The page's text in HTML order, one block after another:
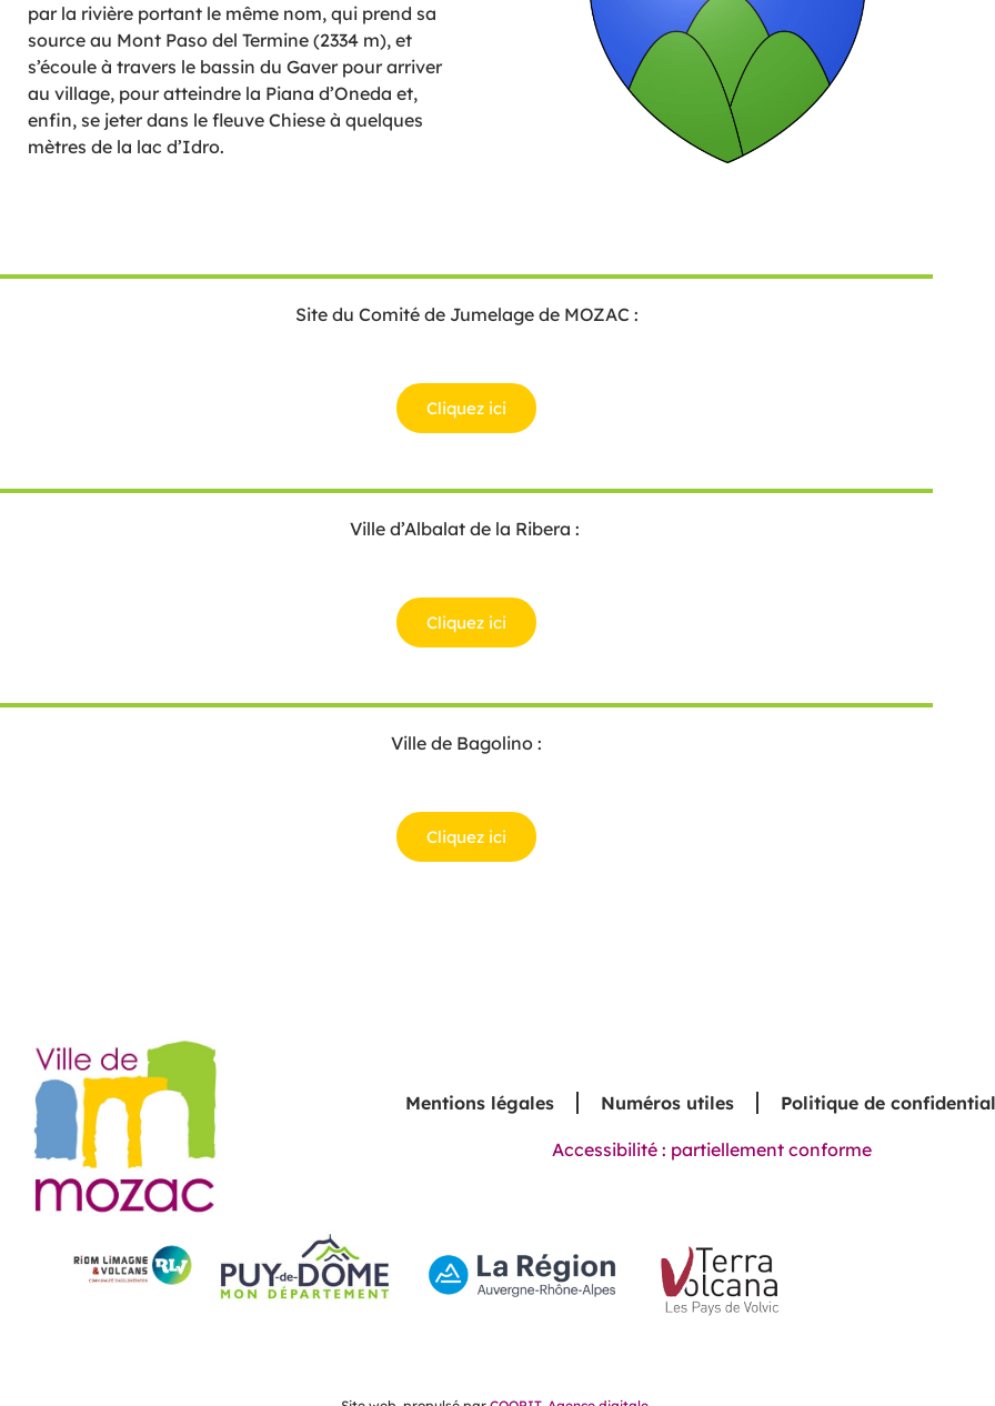
par la rivière portant le même nom, qui prend sa
source au Mont Paso del Termine (2334 m), et
s’écoule à travers le bassin du Gaver pour arriver
au village, pour atteindre la Piana d’Oneda et,
enfin, se jeter dans le fleuve Chiese à quelques
mètres de la lac d’Idro.
Site du Comité de Jumelage de MOZAC :
Cliquez ici
Ville d’Albalat de la Ribera :
Cliquez ici
Ville de Bagolino :
Cliquez ici
Mentions légales Numéros utiles Politique de
Accessibilité : partiellement conforme